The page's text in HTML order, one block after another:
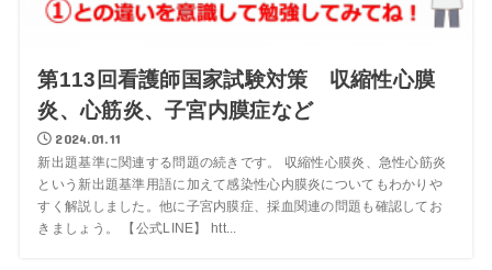
第113回看護師国家試験対策 収縮性心膜
炎、心筋炎、子宮内膜症など
2024.01.11
新出題基準に関連する問題の続きです。 収縮性心膜炎、急性心筋炎
という新出題基準用語に加えて感染性心内膜炎についてもわかりや
すく解説しました。他に子宮内膜症、採血関連の問題も確認してお
きましょう。 【公式LINE】 htt...